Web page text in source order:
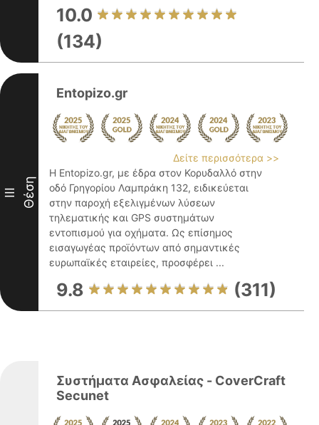
10.0
(134)
III Θέση
Entopizo.gr
Δείτε περισσότερα >>
Η Entopizo.gr, με έδρα στον Κορυδαλλό στην
οδό Γρηγορίου Λαμπράκη 132, ειδικεύεται
στην παροχή εξελιγμένων λύσεων
τηλεματικής και GPS συστημάτων
εντοπισμού για οχήματα. Ως επίσημος
εισαγωγέας προϊόντων από σημαντικές
ευρωπαϊκές εταιρείες, προσφέρει ...
9.8 (311)
Συστήματα Ασφαλείας - CoverCraft
Secunet